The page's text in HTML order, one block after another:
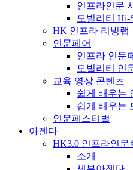
인프라인문
모빌리티 Hi-
HK 인프라 리빙랩
인문페어
인프라 인문
모빌리티 인
교육 영상 콘텐츠
쉽게 배우는
쉽게 배우는
인문페스티벌
아젠다
HK3.0 인프라인문
소개